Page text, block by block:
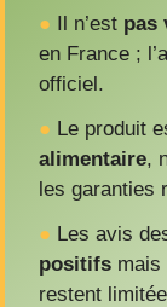
● Il n’est pas
en France ;
officiel.
● Le produit
alimentaire,
les garanties
● Les avis
positifs mais
restent